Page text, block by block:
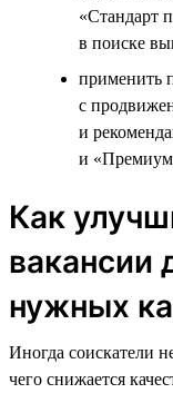
«Стандарт
в поиске
применить
с
и
и
Как
вакансии
нужных
Иногда соискатели
чего снижается